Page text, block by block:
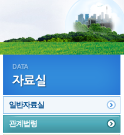
일반자료실
관계법령